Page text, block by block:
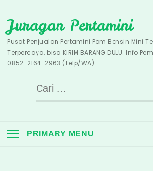
to
content
Juragan Pertamini
Pusat Penjualan Pertamini Pom Bensin Mini
Terpercaya, bisa KIRIM BARANG DULU. Info
0852-2164-2963 (Telp/WA).
Cari
untuk:
PRIMARY MENU